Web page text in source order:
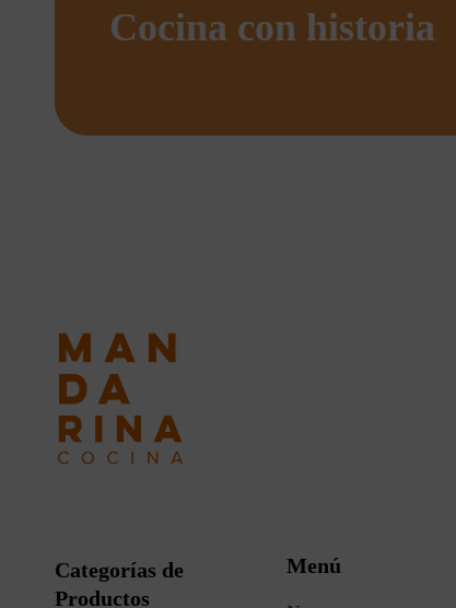
Cocina con historia
Categorías de
Productos
Menú